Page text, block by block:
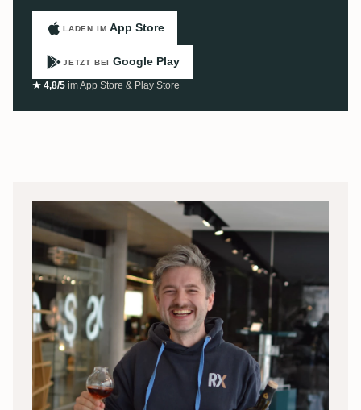
LADEN IM App Store
JETZT BEI Google Play
★ 4,8/5 im App Store & Play Store